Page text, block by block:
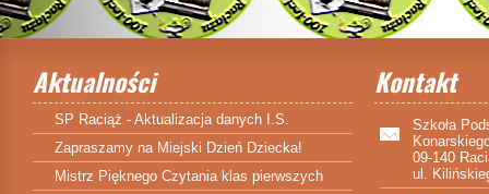
Aktualności
SP Raciąż - Aktualizacja danych I.S.
Zapraszamy na Miejski Dzień Dziecka!
Mistrz Pięknego Czytania klas pierwszych
Kontakt
Szkoła
09-140
ul.